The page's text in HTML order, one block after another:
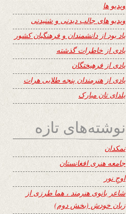
ویدیو ها
ویدیو های جالب دیدنی و شنیدنی
یاد بود از دانشمندان و فرهنگیان کشور
یادی از خاطرات گذشته
یادی از فرهیختگان
یادی از هنرمندان پنجه طلایی هرات
یلدای تان مبارک
نوشته‌های تازه
نمکدان
جامعه هنری افغانستان
اوجِ نور
شاعر بانوی هنرمند ، هما طرزی از
زبان خودش (بخش دوم)